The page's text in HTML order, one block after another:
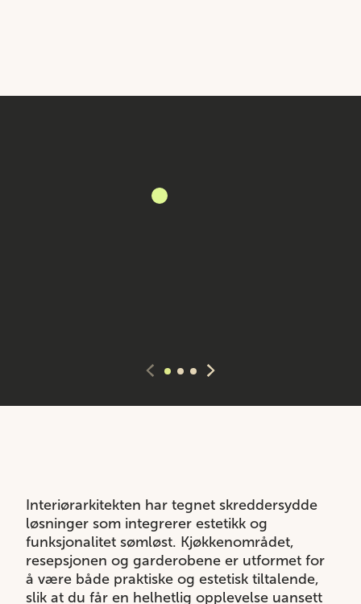
Interiørarkitekten har tegnet skreddersydde
løsninger som integrerer estetikk og
funksjonalitet sømløst. Kjøkkenområdet,
resepsjonen og garderobene er utformet for
å være både praktiske og estetisk tiltalende,
slik at du får en helhetlig opplevelse uansett